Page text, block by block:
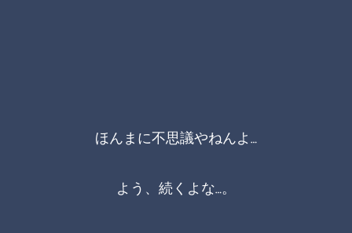
ほんまに不思議やねんよ…
よう、続くよな…。